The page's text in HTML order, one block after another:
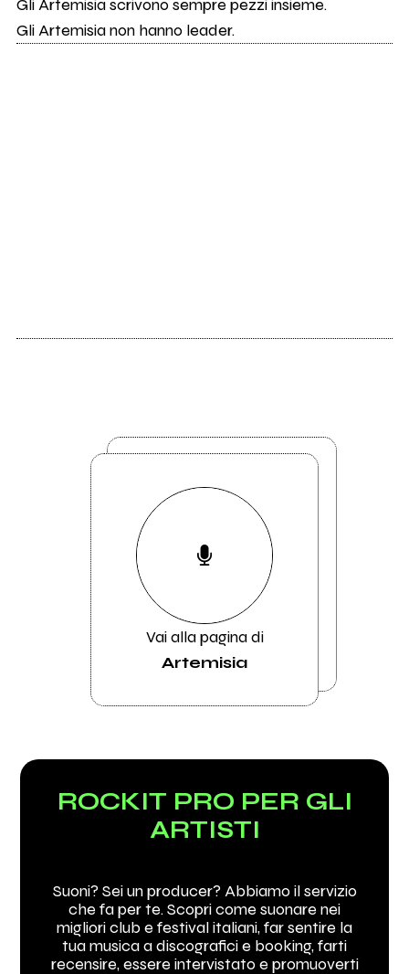
Gli Artemisia scrivono sempre pezzi insieme.
Gli Artemisia non hanno leader.
Vai alla pagina di
Artemisia
ROCKIT PRO PER GLI
ARTISTI
Suoni? Sei un producer? Abbiamo il servizio
che fa per te. Scopri come suonare nei
migliori club e festival italiani, far sentire la
tua musica a discografici e booking, farti
recensire, essere intervistato e promuoverti